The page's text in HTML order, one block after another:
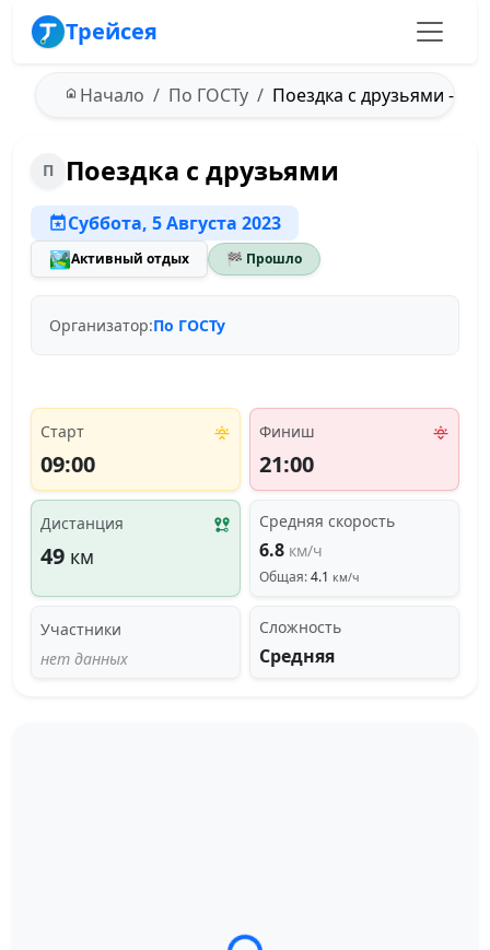
Трейсея
Начало По ГОСТу Поездка с друзьями -
П Поездка с друзьями
Суббота, 5 Августа 2023
🏞️Активный отдых 🏁 Прошло
Организатор:По ГОСТу
Старт
09:00
Финиш
21:00
Дистанция
49 км
Средняя скорость
6.8 км/ч
Общая:4.1 км/ч
Участники
нет данных
Сложность
Средняя